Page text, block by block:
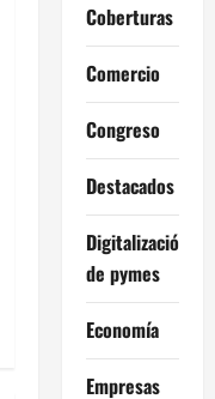
Coberturas
Comercio
Congreso
Destacados
Digitalización
de pymes
Economía
Empresas